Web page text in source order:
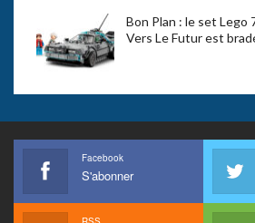
Bon Plan : le set Lego
Vers Le Futur est
Facebook
S'abonner